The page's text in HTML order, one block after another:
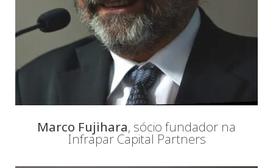
Marco Fujihara, sócio fundador na
Infrapar Capital Partners